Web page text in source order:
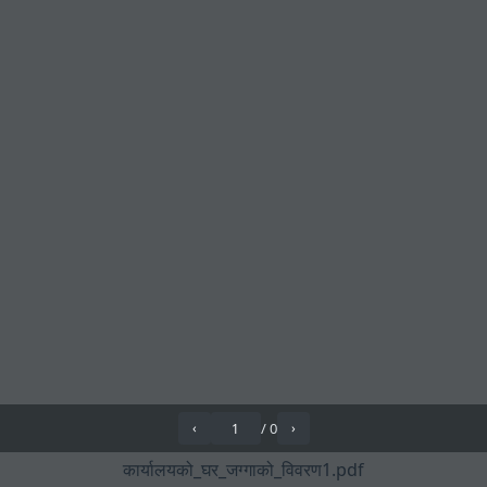
‹ /0 ›
कार्यालयको_घर_जग्गाको_विवरण1.pdf